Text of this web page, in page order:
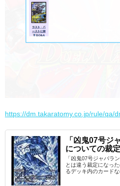
https://dm.takaratomy.co.jp/rule/qa/
「凶鬼07号ジ
についての裁
「凶鬼07号ジャバラ
とは違う裁定になっ
るデッキ内のカード